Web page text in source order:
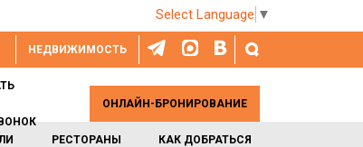
Select Language ▼
НЕДВИЖИМОСТЬ
РЕСТОРАНЫ КАК ДОБРАТЬСЯ
ОНЛАЙН-БРОНИРОВАНИЕ